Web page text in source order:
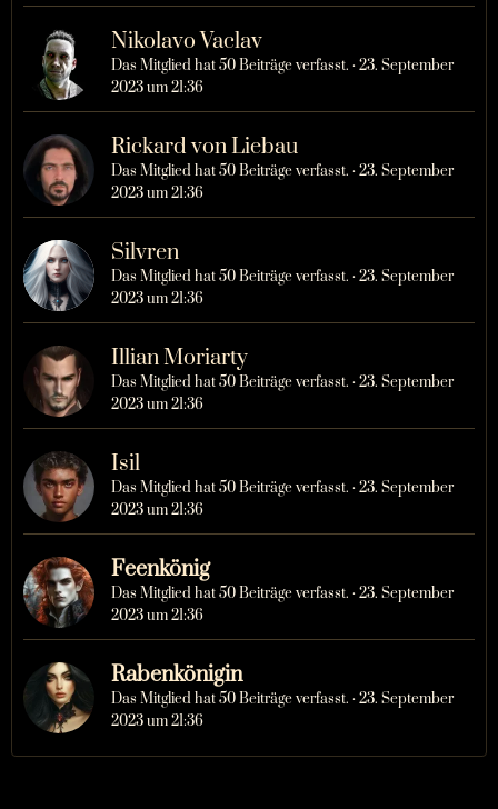
Nikolavo Vaclav
Das Mitglied hat 50 Beiträge verfasst.
23. September
2023 um 21:36
Rickard von Liebau
Das Mitglied hat 50 Beiträge verfasst.
23. September
2023 um 21:36
Silvren
Das Mitglied hat 50 Beiträge verfasst.
23. September
2023 um 21:36
Illian Moriarty
Das Mitglied hat 50 Beiträge verfasst.
23. September
2023 um 21:36
Isil
Das Mitglied hat 50 Beiträge verfasst.
23. September
2023 um 21:36
Feenkönig
Das Mitglied hat 50 Beiträge verfasst.
23. September
2023 um 21:36
Rabenkönigin
Das Mitglied hat 50 Beiträge verfasst.
23. September
2023 um 21:36